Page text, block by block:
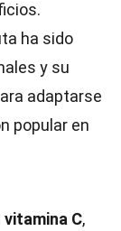
ha sido
y su
adaptarse
popular en
vitamina C,